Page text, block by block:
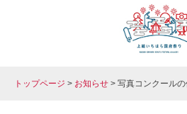
上総いちはら国府祭り
市原市のお祭り「上総いちはら
トップページ > お知らせ > 写真コンクールの